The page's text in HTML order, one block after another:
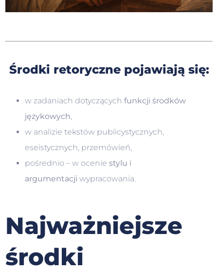
Środki retoryczne pojawiają się:
w zadaniach dotyczących funkcji środków
językowych,
w analizie tekstów publicystycznych,
eseistycznych, przemówień,
pośrednio – w ocenie stylu i
argumentacji wypracowania.
Najważniejsze
środki